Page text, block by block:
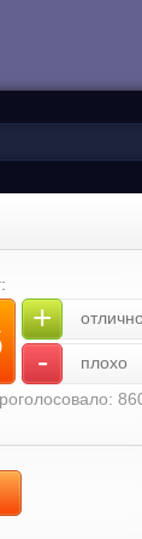
+
-
плохо